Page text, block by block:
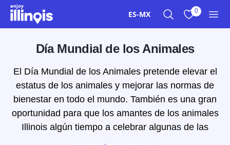
Ir al contenido principal
ES-MX 0
Día Mundial de los Animales
El Día Mundial de los Animales pretende elevar el
estatus de los animales y mejorar las normas de
bienestar en todo el mundo. También es una gran
oportunidad para que los amantes de los animales
Illinois algún tiempo a celebrar algunas de las